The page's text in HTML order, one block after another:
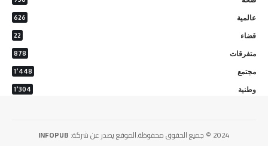
عالمية 626
قضاء 22
متفرقات 878
مجتمع 1٬448
وطنية 1٬304
2024 © جميع الحقوق محفوظة.الموقع يصدر عن شركة: INFOPUB